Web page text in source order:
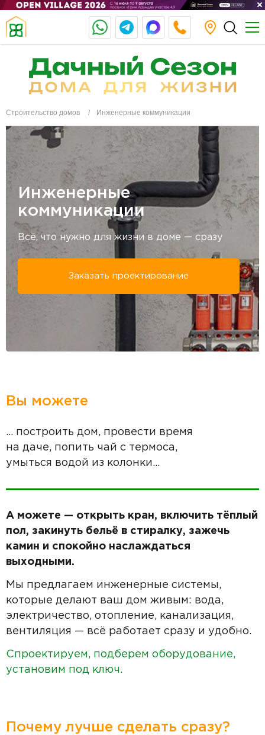
Строительство домов Инженерные коммуникации
Инженерные
коммуникации
Всё, что нужно для жизни в доме — сразу
Заказать проектирование
Вы можете
... построить дом, провести время
на даче, попить чай с термоса,
умыться водой из колонки...
А можете — открыть кран, включить тёплый
пол, закинуть бельё в стиралку, зажечь
камин и спокойно наслаждаться
выходными.
Мы предлагаем инженерные системы,
которые делают ваш дом живым: вода,
электричество, отопление, канализация,
вентиляция — всё работает сразу и удобно.
Спроектируем, подберем оборудование,
установим под ключ.
Почему лучше сделать сразу?